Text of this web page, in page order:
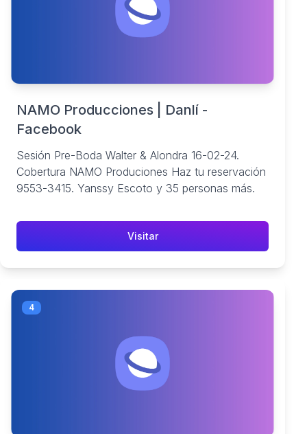
NAMO Producciones | Danlí -
Facebook
Sesión Pre-Boda Walter & Alondra 16-02-24.
Cobertura NAMO Produciones Haz tu reservación
9553-3415. Yanssy Escoto y 35 personas más.
Visitar
4